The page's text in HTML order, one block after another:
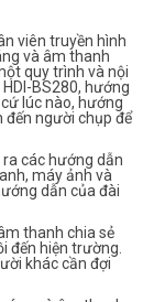
viên truyền hình
và âm thanh
quy trình và nội
BS280, hướng
lúc nào, hướng
người chụp để
các hướng dẫn
máy ảnh và
dẫn của đài
thanh chia sẻ
đến hiện trường.
khác cần đợi